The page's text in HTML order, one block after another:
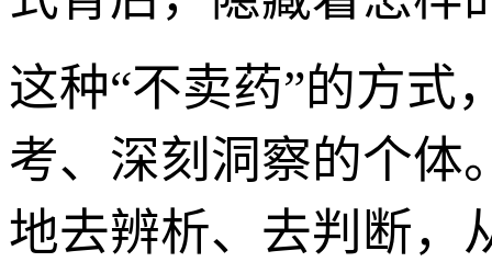
这种“不卖药”的方式
考、深刻洞察的个体
地去辨析、去判断，